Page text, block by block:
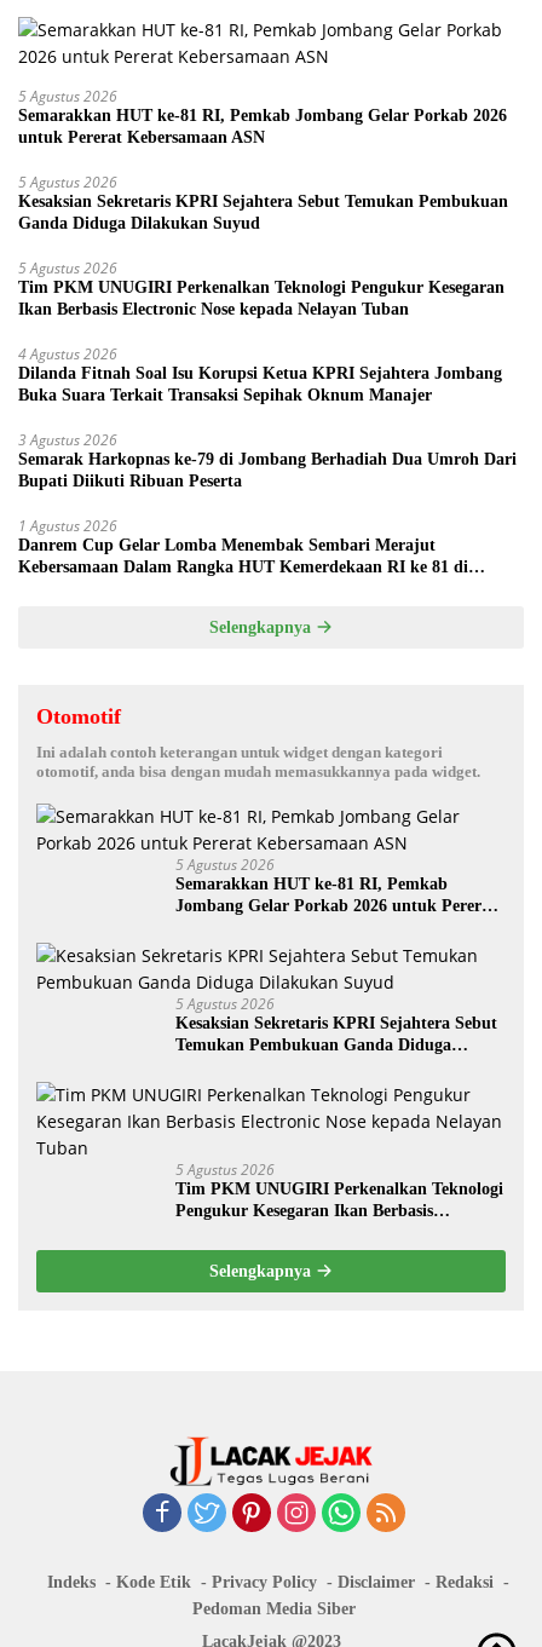
5 Agustus 2026
Semarakkan HUT ke-81 RI, Pemkab Jombang Gelar Porkab 2026
untuk Pererat Kebersamaan ASN
5 Agustus 2026
Kesaksian Sekretaris KPRI Sejahtera Sebut Temukan Pembukuan
Ganda Diduga Dilakukan Suyud
5 Agustus 2026
Tim PKM UNUGIRI Perkenalkan Teknologi Pengukur Kesegaran
Ikan Berbasis Electronic Nose kepada Nelayan Tuban
4 Agustus 2026
Dilanda Fitnah Soal Isu Korupsi Ketua KPRI Sejahtera Jombang
Buka Suara Terkait Transaksi Sepihak Oknum Manajer
3 Agustus 2026
Semarak Harkopnas ke-79 di Jombang Berhadiah Dua Umroh Dari
Bupati Diikuti Ribuan Peserta
1 Agustus 2026
Danrem Cup Gelar Lomba Menembak Sembari Merajut
Kebersamaan Dalam Rangka HUT Kemerdekaan RI ke 81 di
Selengkapnya
Otomotif
Ini adalah contoh keterangan untuk widget dengan kategori
otomotif, anda bisa dengan mudah memasukkannya pada widget.
5 Agustus 2026
Semarakkan HUT ke-81 RI, Pemkab
Jombang Gelar Porkab 2026 untuk Pererat
5 Agustus 2026
Kesaksian Sekretaris KPRI Sejahtera Sebut
Temukan Pembukuan Ganda Diduga
5 Agustus 2026
Tim PKM UNUGIRI Perkenalkan Teknologi
Pengukur Kesegaran Ikan Berbasis
Selengkapnya
Indeks Kode Etik Privacy Policy Disclaimer
Redaksi
Pedoman Media Siber
LacakJejak @2023